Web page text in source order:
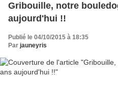
Gribouille, notre
aujourd'hui !!
Publié le 04/10/2015 à 18:35
Par jauneyris